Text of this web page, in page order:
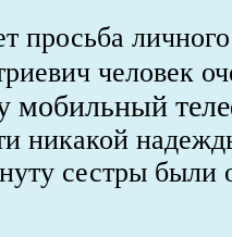
просьба
человек
мобильный
никакой
сестры были